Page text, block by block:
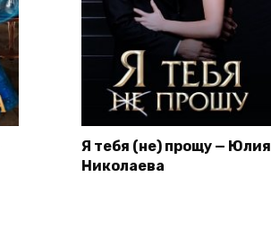
Я тебя (не) прощу — Юлия
Николаева